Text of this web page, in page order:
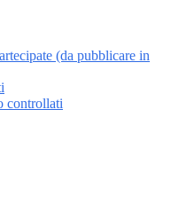
(da pubblicare in
controllati